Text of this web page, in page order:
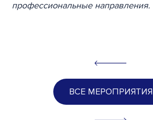
профессиональные направления.
ВСЕ МЕРОПРИЯТИЯ